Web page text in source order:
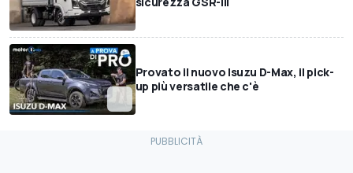
Provato il nuovo Isuzu D-Max, il pick-
up più versatile che c'è